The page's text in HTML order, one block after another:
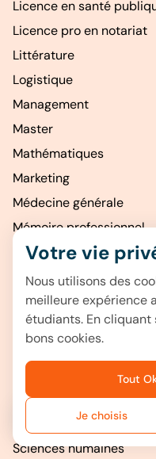
Licence en santé
Licence pro en notariat
Littérature
Logistique
Management
Master
Mathématiques
Marketing
Médecine générale
Mémoire professionnel
MEEF
Pharmacie
Philosophie
Psychologie
Ressources humaines
Stratégie d’entreprise
Sciences humaines
Votre vie
Nous utilisons des
meilleure expérience
étudiants. En cliquant
bons cookies.
Je choisis
Tout
Avez-